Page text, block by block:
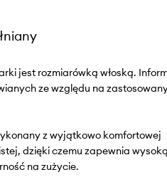
jest rozmiarówką włoską.
ze względu na
z wyjątkowo komfortowej
dzięki czemu zapewnia wysoką
na zużycie.